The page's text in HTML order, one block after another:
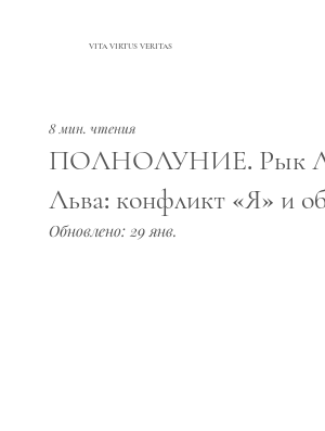
VITA VIRTUS VERITAS
ПОЛНОЛУНИЕ. Рык
Льва: конфликт «Я» и
8 мин. чтения
Обновлено: 29 янв.